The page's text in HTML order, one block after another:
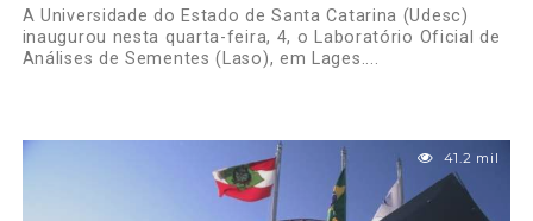
A Universidade do Estado de Santa Catarina (Udesc)
inaugurou nesta quarta-feira, 4, o Laboratório Oficial de
Análises de Sementes (Laso), em Lages....
41.2 mil